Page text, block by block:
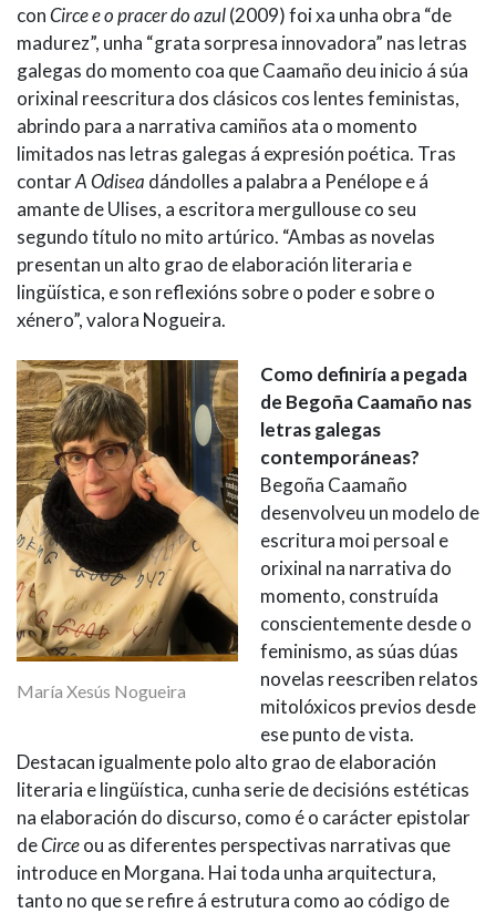
conCirce e o pracer do azul(2009) foi xa unha obra “de
madurez”, unha “grata sorpresa innovadora” nas letras
galegas do momento coa que Caamaño deu inicio á súa
orixinal reescritura dos clásicos cos lentes feministas,
abrindo para a narrativa camiños ata o momento
limitados nas letras galegas á expresión poética. Tras
contarA Odisea dándolles a palabra a Penélope e á
amante de Ulises, a escritora mergullouse co seu
segundo título no mito artúrico. “Ambas as novelas
presentan un alto grao de elaboración literaria e
lingüística, e son reflexións sobre o poder e sobre o
xénero”, valora Nogueira.
María Xesús Nogueira
Como definiría a pegada
de Begoña Caamaño nas
letras galegas
contemporáneas?
Begoña Caamaño
desenvolveu un modelo de
escritura moi persoal e
orixinal na narrativa do
momento, construída
conscientemente desde o
feminismo, as súas dúas
novelas reescriben relatos
mitolóxicos previos desde
ese punto de vista.
Destacan igualmente polo alto grao de elaboración
literaria e lingüística, cunha serie de decisións estéticas
na elaboración do discurso, como é o carácter epistolar
deCirceou as diferentes perspectivas narrativas que
introduce en Morgana. Hai toda unha arquitectura,
tanto no que se refire á estrutura como ao código de